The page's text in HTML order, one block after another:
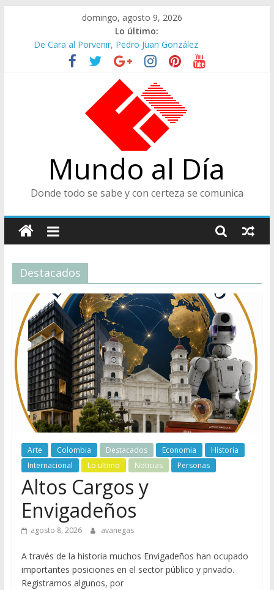
contenido
domingo, agosto 9, 2026
Lo último:
De Cara al Porvenir, Pedro Juan González
Altos Cargos y Envigadeños
Felices en la Fiesta de las Flores
Ministra de Cultura y Centro de Historia de Envigado
Mundo al Día
Donde todo se sabe y con certeza se comunica
Destacados
Arte Colombia Destacados Economia
Historia
Internacional
Lo ultimo Noticias Personas
Altos Cargos y
Envigadeños
agosto 8, 2026 avanegas
A través de la historia muchos Envigadeños han ocupado
importantes posiciones en el sector público y privado.
Registramos algunos, por